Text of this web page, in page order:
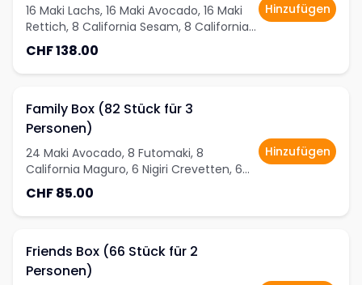
16 Maki Lachs, 16 Maki Avocado, 16 Maki
Rettich, 8 California Sesam, 8 California
Shake, 8 Tempura Roll, 4 Nigiri Lachs, 2
Nigiri Thunfisch, 2 Nigiri Crevetten, 2 Nigiri
Sepia, 2 Nigiri Ei, 8 Futomaki
CHF 138.00
Hinzufügen
Family Box (82 Stück für 3
Personen)
24 Maki Avocado, 8 Futomaki, 8
California Maguro, 6 Nigiri Crevetten, 6
Nigiri Avocado, 6 Nigiri Lachs
CHF 85.00
Hinzufügen
Friends Box (66 Stück für 2
Personen)